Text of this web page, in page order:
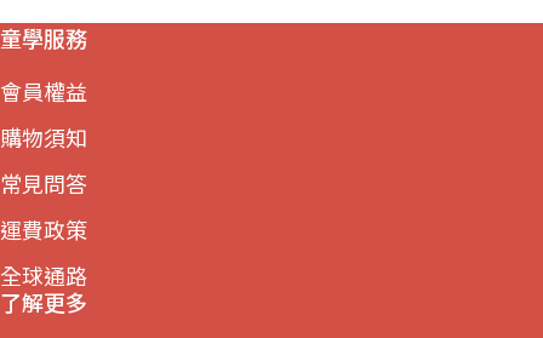
童學服務
會員權益
購物須知
常見問答
運費政策
全球通路
了解更多